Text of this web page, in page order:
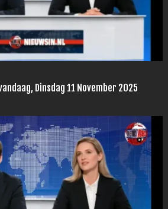
Dinsdag 11 November 2025